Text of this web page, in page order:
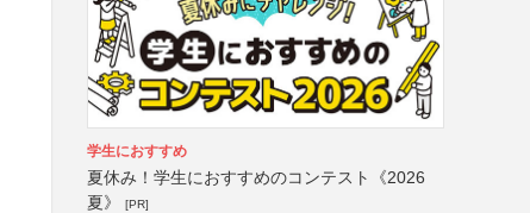
学生におすすめ
夏休み！学生におすすめのコンテスト《2026
夏》
[PR]